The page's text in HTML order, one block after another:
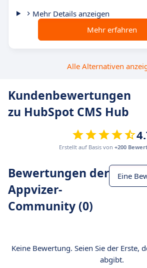
Mehr Details anzeigen
Mehr erfahren
Alle Alternativen
Kundenbewertungen
zu HubSpot CMS Hub
Erstellt auf Basis von +200
Bewertungen der
Appvizer-
Community (0)
Eine
Keine Bewertung. Seien Sie der Erste,
abgibt.